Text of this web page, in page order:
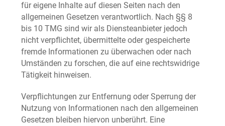
für eigene Inhalte auf diesen Seiten nach den
allgemeinen Gesetzen verantwortlich. Nach §§ 8
bis 10 TMG sind wir als Diensteanbieter jedoch
nicht verpflichtet, übermittelte oder gespeicherte
fremde Informationen zu überwachen oder nach
Umständen zu forschen, die auf eine rechtswidrige
Tätigkeit hinweisen.
Verpflichtungen zur Entfernung oder Sperrung der
Nutzung von Informationen nach den allgemeinen
Gesetzen bleiben hiervon unberührt. Eine